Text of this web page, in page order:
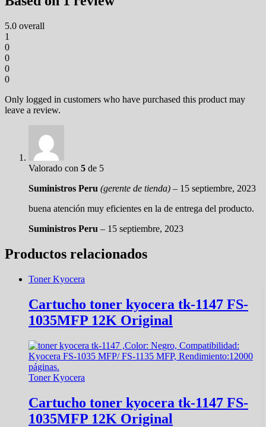
5.0 overall
1
0
0
0
0
Only logged in customers who have purchased this product may
leave a review.
Valorado con 5 de 5
Suministros Peru (gerente de tienda) – 15 septiembre, 2023
buena atención muy eficientes en la de entrega del producto.
Suministros Peru – 15 septiembre, 2023
Productos relacionados
Toner Kyocera
Cartucho toner kyocera tk-1147 FS-
1035MFP 12K Original
Toner Kyocera
Cartucho toner kyocera tk-1147 FS-
1035MFP 12K Original